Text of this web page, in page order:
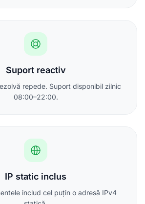
Suport reactiv
repede. Suport disponibil zilnic
08:00–22:00.
IP static inclus
includ cel puțin o adresă IPv4